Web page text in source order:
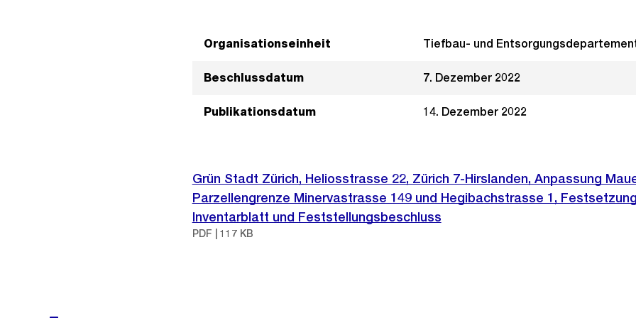
Organisationseinheit Tiefbau- und
Beschlussdatum 7. Dezember 2022
Publikationsdatum 14. Dezember 2022
Grün Stadt Zürich, Heliosstrasse 22, Zürich 7-Hirslanden, Anpassung
Parzellengrenze Minervastrasse 149 und Hegibachstrasse 1, Festsetzung
Inventarblatt und Feststellungsbeschluss
PDF | 117 KB